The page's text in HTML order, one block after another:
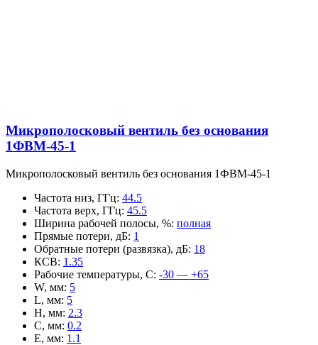
Микрополосковый вентиль без основания
1ФВМ-45-1
Микрополосковый вентиль без основания 1ФВМ-45-1
Частота низ, ГГц: 44.5
Частота верх, ГГц: 45.5
Ширина рабочей полосы, %: полная
Прямые потери, дБ: 1
Обратные потери (развязка), дБ: 18
КСВ: 1.35
Рабочие температуры, С: -30 — +65
W, мм: 5
L, мм: 5
H, мм: 2.3
C, мм: 0.2
E, мм: 1.1